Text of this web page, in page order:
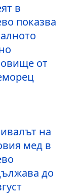
в
показва
от
на
мед в
до